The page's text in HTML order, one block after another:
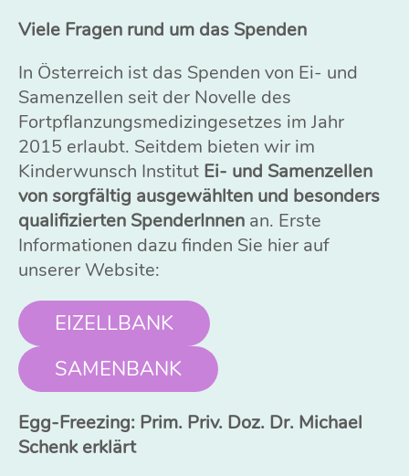
Viele Fragen rund um das Spenden
In Österreich ist das Spenden von Ei- und
Samenzellen seit der Novelle des
Fortpflanzungsmedizingesetzes im Jahr
2015 erlaubt. Seitdem bieten wir im
Kinderwunsch Institut Ei- und Samenzellen
von sorgfältig ausgewählten und besonders
qualifizierten SpenderInnen an. Erste
Informationen dazu finden Sie hier auf
unserer Website:
EIZELLBANK
SAMENBANK
Egg-Freezing: Prim. Priv. Doz. Dr. Michael
Schenk erklärt